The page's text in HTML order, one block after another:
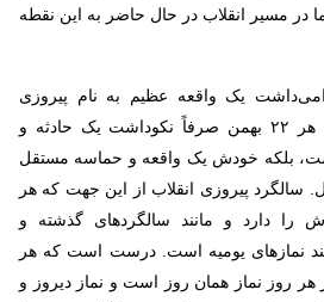
در مسیر انقلاب در حال حاضر به این نقطه
یک واقعه عظیم به نام پیروزی
انقلاب اسلامی قرار داریم. هر ۲۲ بهمن صرفاً نکوداشت یک حادثه و
بلکه خودش یک واقعه و حماسه مستقل
سالگرد پیروزی انقلاب از این جهت که هر
را دارد و مانند سالگرد‌های گذشته و
نمازهای یومیه است. درست است که هر
هر روز نماز همان روز است و نماز دیروز و